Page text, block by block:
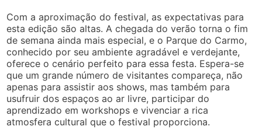
Com a aproximação do festival, as expectativas para
esta edição são altas. A chegada do verão torna o fim
de semana ainda mais especial, e o Parque do Carmo,
conhecido por seu ambiente agradável e verdejante,
oferece o cenário perfeito para essa festa. Espera-se
que um grande número de visitantes compareça, não
apenas para assistir aos shows, mas também para
usufruir dos espaços ao ar livre, participar do
aprendizado em workshops e vivenciar a rica
atmosfera cultural que o festival proporciona.